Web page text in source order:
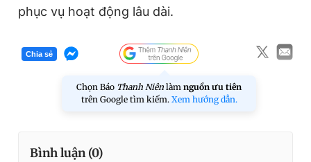
phục vụ hoạt động lâu dài.
Chia sẻ
Chọn Báo Thanh Niên làm nguồn ưu tiên
trên Google tìm kiếm. Xem hướng dẫn.
Bình luận (0)